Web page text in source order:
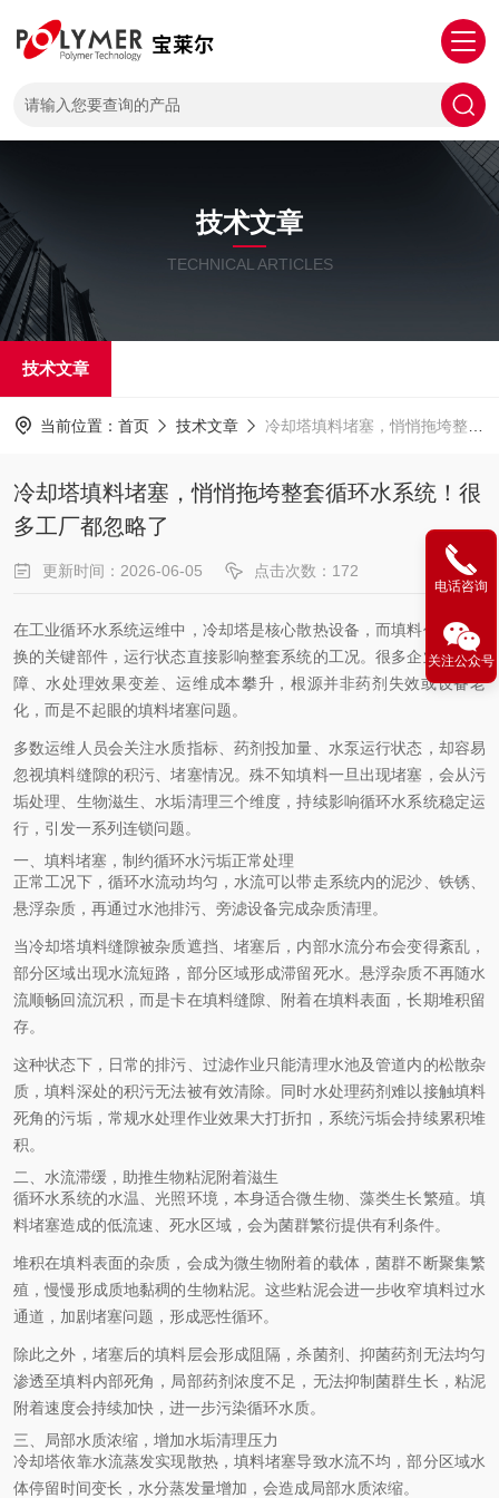
技术文章
TECHNICAL ARTICLES
技术文章
当前位置： 首页 技术文章 冷却塔填料堵塞，悄悄拖垮整套循环水系统！很多工厂都忽略了
冷却塔填料堵塞，悄悄拖垮整套循环水系统！很
多工厂都忽略了
更新时间：2026-06-05 点击次数：172
在工业循环水系统运维中，冷却塔是核心散热设备，而填料作为热交
换的关键部件，运行状态直接影响整套系统的工况。很多企业设备故
障、水处理效果变差、运维成本攀升，根源并非药剂失效或设备老
化，而是不起眼的填料堵塞问题。
多数运维人员会关注水质指标、药剂投加量、水泵运行状态，却容易
忽视填料缝隙的积污、堵塞情况。殊不知填料一旦出现堵塞，会从污
垢处理、生物滋生、水垢清理三个维度，持续影响循环水系统稳定运
行，引发一系列连锁问题。
一、填料堵塞，制约循环水污垢正常处理
正常工况下，循环水流动均匀，水流可以带走系统内的泥沙、铁锈、
悬浮杂质，再通过水池排污、旁滤设备完成杂质清理。
当冷却塔填料缝隙被杂质遮挡、堵塞后，内部水流分布会变得紊乱，
部分区域出现水流短路，部分区域形成滞留死水。悬浮杂质不再随水
流顺畅回流沉积，而是卡在填料缝隙、附着在填料表面，长期堆积留
存。
这种状态下，日常的排污、过滤作业只能清理水池及管道内的松散杂
质，填料深处的积污无法被有效清除。同时水处理药剂难以接触填料
死角的污垢，常规水处理作业效果大打折扣，系统污垢会持续累积堆
积。
二、水流滞缓，助推生物粘泥附着滋生
循环水系统的水温、光照环境，本身适合微生物、藻类生长繁殖。填
料堵塞造成的低流速、死水区域，会为菌群繁衍提供有利条件。
堆积在填料表面的杂质，会成为微生物附着的载体，菌群不断聚集繁
殖，慢慢形成质地黏稠的生物粘泥。这些粘泥会进一步收窄填料过水
通道，加剧堵塞问题，形成恶性循环。
除此之外，堵塞后的填料层会形成阻隔，杀菌剂、抑菌药剂无法均匀
渗透至填料内部死角，局部药剂浓度不足，无法抑制菌群生长，粘泥
附着速度会持续加快，进一步污染循环水质。
三、局部水质浓缩，增加水垢清理压力
冷却塔依靠水流蒸发实现散热，填料堵塞导致水流不均，部分区域水
体停留时间变长，水分蒸发量增加，会造成局部水质浓缩。
电话咨询
关注公众号